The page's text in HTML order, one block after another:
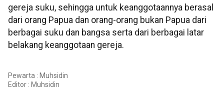
gereja suku, sehingga untuk keanggotaannya berasal
dari orang Papua dan orang-orang bukan Papua dari
berbagai suku dan bangsa serta dari berbagai latar
belakang keanggotaan gereja.
Pewarta : Muhsidin
Editor : Muhsidin